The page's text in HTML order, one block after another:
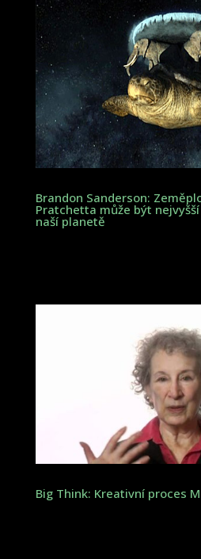
Brandon Sanderson:
Pratchetta může být
naší planetě
Big Think: Kreativní proces